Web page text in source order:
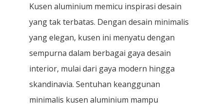
Kusen aluminium memicu inspirasi desain
yang tak terbatas. Dengan desain minimalis
yang elegan, kusen ini menyatu dengan
sempurna dalam berbagai gaya desain
interior, mulai dari gaya modern hingga
skandinavia. Sentuhan keanggunan
minimalis kusen aluminium mampu